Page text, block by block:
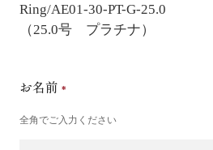
Ring/AE01-30-PT-G-25.0
（25.0号 プラチナ）
お名前
全角でご入力ください